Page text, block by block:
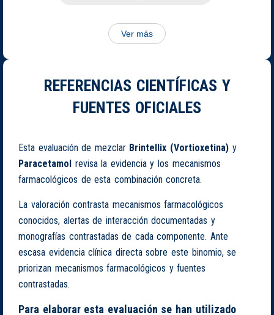
Ver más
REFERENCIAS CIENTÍFICAS Y
FUENTES OFICIALES
Esta evaluación de mezclar Brintellix (Vortioxetina) y
Paracetamol revisa la evidencia y los mecanismos
farmacológicos de esta combinación concreta.
La valoración contrasta mecanismos farmacológicos
conocidos, alertas de interacción documentadas y
monografías contrastadas de cada componente. Ante
escasa evidencia clínica directa sobre este binomio, se
priorizan mecanismos farmacológicos y fuentes
contrastadas.
Para elaborar esta evaluación se han utilizado